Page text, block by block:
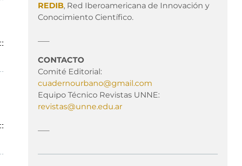
REDIB, Red Iberoamericana de Innovación y
Conocimiento Científico.
CONTACTO
Comité Editorial:
cuadernourbano@gmail.com
Equipo Técnico Revistas UNNE:
revistas@unne.edu.ar